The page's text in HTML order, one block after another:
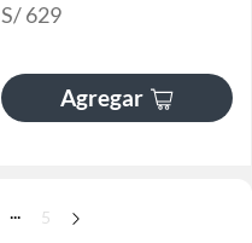
S/ 629
Agregar
5